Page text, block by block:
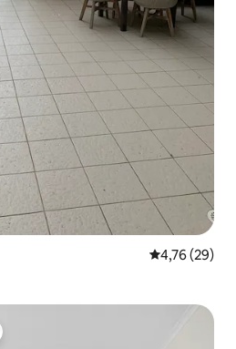
Gemiddelde
4,76 (29)